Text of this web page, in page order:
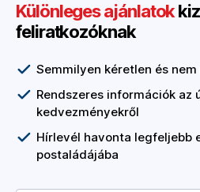
Különleges ajánlatok
feliratkozóknak
Semmilyen kéretlen és
Rendszeres információk az
kedvezményekről
Hírlevél havonta legfeljebb
postaládájába